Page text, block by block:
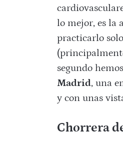
lo mejor, es la
practicarlo
segundo
Madrid, una
y con unas
Chorrera